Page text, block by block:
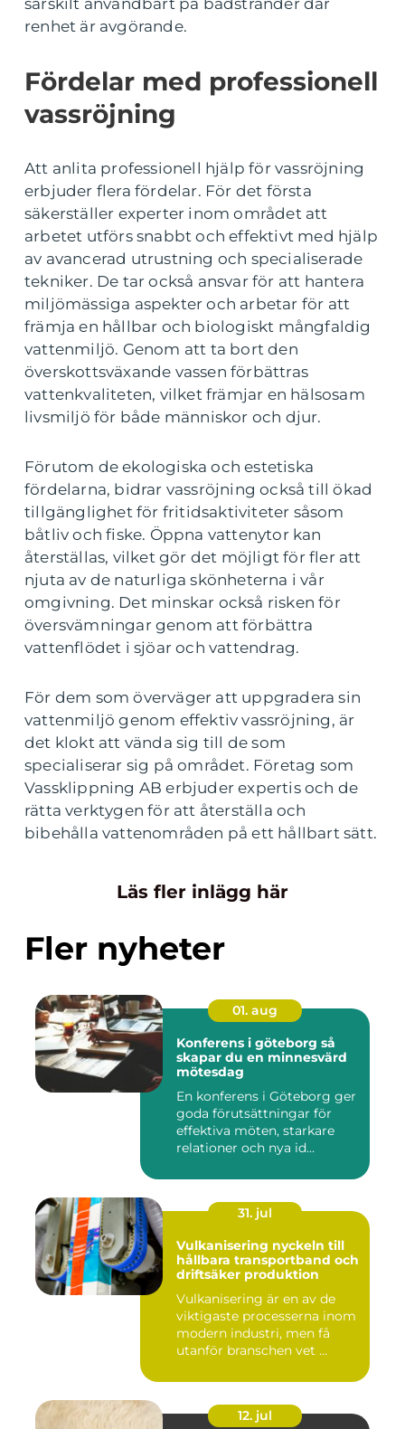
särskilt användbart på badstränder där
renhet är avgörande.
Fördelar med professionell
vassröjning
Att anlita professionell hjälp för vassröjning
erbjuder flera fördelar. För det första
säkerställer experter inom området att
arbetet utförs snabbt och effektivt med hjälp
av avancerad utrustning och specialiserade
tekniker. De tar också ansvar för att hantera
miljömässiga aspekter och arbetar för att
främja en hållbar och biologiskt mångfaldig
vattenmiljö. Genom att ta bort den
överskottsväxande vassen förbättras
vattenkvaliteten, vilket främjar en hälsosam
livsmiljö för både människor och djur.
Förutom de ekologiska och estetiska
fördelarna, bidrar vassröjning också till ökad
tillgänglighet för fritidsaktiviteter såsom
båtliv och fiske. Öppna vattenytor kan
återställas, vilket gör det möjligt för fler att
njuta av de naturliga skönheterna i vår
omgivning. Det minskar också risken för
översvämningar genom att förbättra
vattenflödet i sjöar och vattendrag.
För dem som överväger att uppgradera sin
vattenmiljö genom effektiv vassröjning, är
det klokt att vända sig till de som
specialiserar sig på området. Företag som
Vassklippning AB erbjuder expertis och de
rätta verktygen för att återställa och
bibehålla vattenområden på ett hållbart sätt.
Läs fler inlägg här
Fler nyheter
01. aug
Konferens i göteborg så
skapar du en minnesvärd
mötesdag
En konferens i Göteborg ger
goda förutsättningar för
effektiva möten, starkare
relationer och nya id...
31. jul
Vulkanisering nyckeln till
hållbara transportband och
driftsäker produktion
Vulkanisering är en av de
viktigaste processerna inom
modern industri, men få
utanför branschen vet ...
12. jul